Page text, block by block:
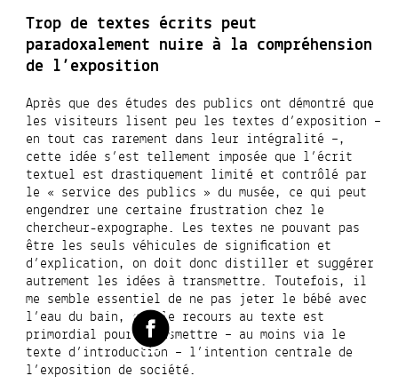
Trop de textes écrits peut
paradoxalement nuire à la compréhension
de l’exposition
Après que des études des publics ont démontré que
les visiteurs lisent peu les textes d’exposition –
en tout cas rarement dans leur intégralité –,
cette idée s’est tellement imposée que l’écrit
textuel est drastiquement limité et contrôlé par
le « service des publics » du musée, ce qui peut
engendrer une certaine frustration chez le
chercheur-expographe. Les textes ne pouvant pas
être les seuls véhicules de signification et
d’explication, on doit donc distiller et suggérer
autrement les idées à transmettre. Toutefois, il
me semble essentiel de ne pas jeter le bébé avec
l’eau du bain, car le recours au texte est
primordial pour transmettre – au moins via le
texte d’introduction – l’intention centrale de
l’exposition de société.